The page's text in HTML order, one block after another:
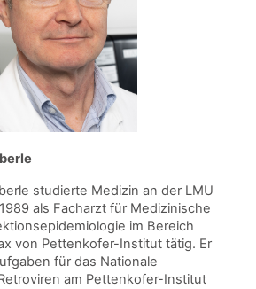
studierte Medizin an der LMU
als Facharzt für Medizinische
im Bereich
von Pettenkofer-Institut tätig. Er
für das Nationale
am Pettenkofer-Institut